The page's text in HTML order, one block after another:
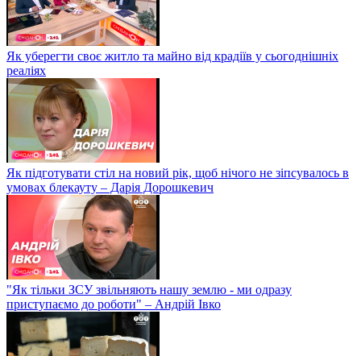
Як уберегти своє житло та майно від крадіїв у сьогоднішніх
реаліях
Як підготувати стіл на новий рік, щоб нічого не зіпсувалось в
умовах блекауту – Дарія Дорошкевич
"Як тільки ЗСУ звільняють нашу землю - ми одразу
приступаємо до роботи" – Андрій Івко